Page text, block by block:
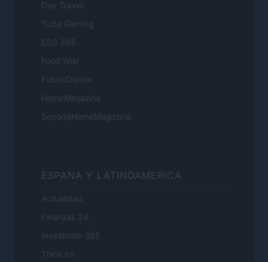
Day Travel
Tutto Gaming
ESG 365
Food Wiki
FuturoDonna
HomeMagazine
SecondHomeMagazine
ESPANA Y LATINOAMERICA
Actualidad
Finanzas 24
Investindo 365
Think.es